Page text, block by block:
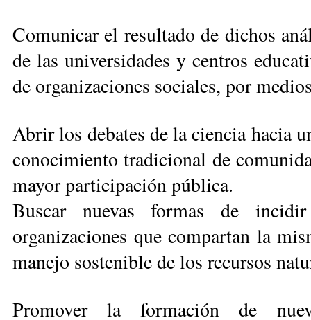
Comunicar el resultado de dichos
de las universidades y centros
de organiza­ciones sociales, por
Abrir los debates de la cien­cia hacia
co­nocimiento tradicional de
mayor par­ticipación pública.
Buscar nuevas formas de
organizaciones que compartan la
ma­nejo sostenible de los recursos
Promover la formación de